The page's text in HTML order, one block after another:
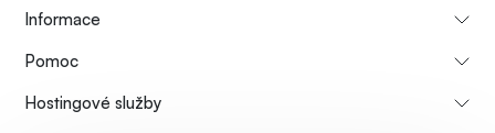
Informace
Pomoc
Hostingové služby